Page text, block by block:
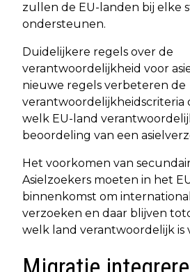
zullen de EU-landen bij elke
ondersteunen.
Duidelijkere regels over de
verantwoordelijkheid voor
nieuwe regels verbeteren de
verantwoordelijkheidscriteria
welk EU-land
beoordeling van een
Het voorkomen van
Asielzoekers moeten in het
binnenkomst om
verzoeken en daar blijven
welk land verantwoordelijk is